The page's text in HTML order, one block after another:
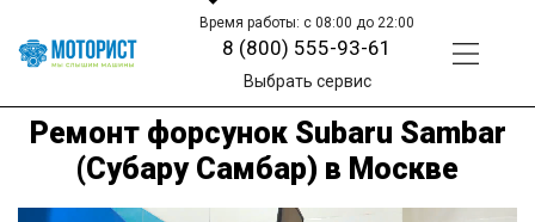
Время работы: с 08:00 до 22:00
8 (800) 555-93-61
Выбрать сервис
Ремонт форсунок Subaru Sambar
(Субару Самбар) в Москве